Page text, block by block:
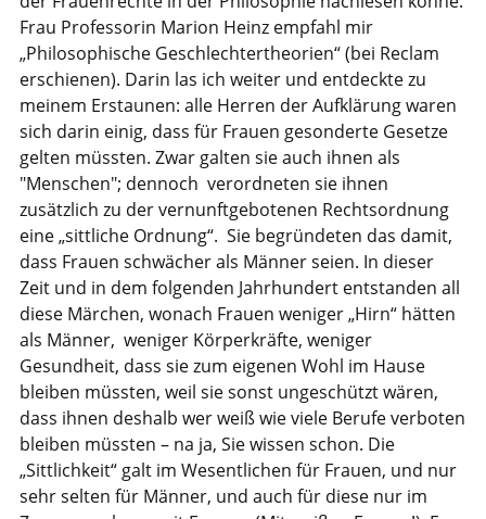
Frau Professorin Marion Heinz empfahl mir
„Philosophische Geschlechtertheorien“ (bei Reclam
erschienen). Darin las ich weiter und entdeckte zu
meinem Erstaunen: alle Herren der Aufklärung waren
sich darin einig, dass für Frauen gesonderte Gesetze
gelten müssten. Zwar galten sie auch ihnen als
"Menschen"; dennoch verordneten sie ihnen
zusätzlich zu der vernunftgebotenen Rechtsordnung
eine „sittliche Ordnung“. Sie begründeten das damit,
dass Frauen schwächer als Männer seien. In dieser
Zeit und in dem folgenden Jahrhundert entstanden all
diese Märchen, wonach Frauen weniger „Hirn“ hätten
als Männer, weniger Körperkräfte, weniger
Gesundheit, dass sie zum eigenen Wohl im Hause
bleiben müssten, weil sie sonst ungeschützt wären,
dass ihnen deshalb wer weiß wie viele Berufe verboten
bleiben müssten – na ja, Sie wissen schon. Die
„Sittlichkeit“ galt im Wesentlichen für Frauen, und nur
sehr selten für Männer, und auch für diese nur im